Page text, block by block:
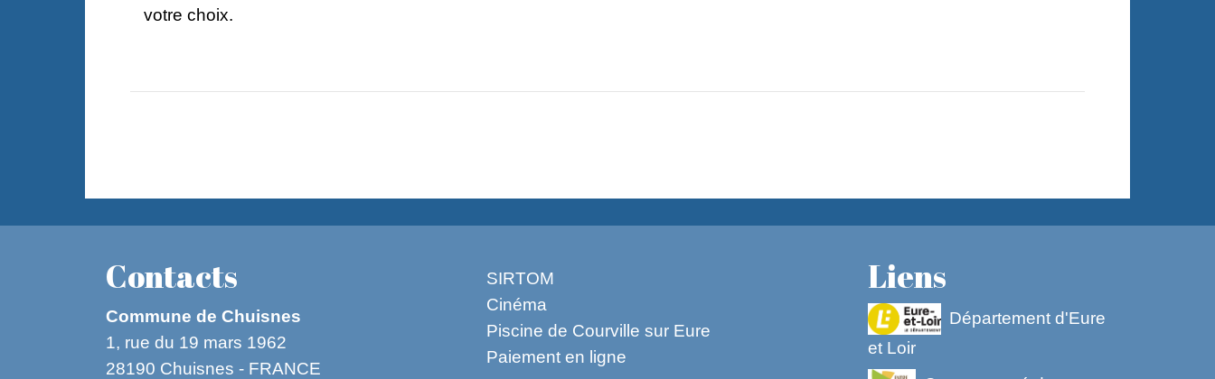
votre choix.
Contacts
Commune de Chuisnes
1, rue du 19 mars 1962
28190 Chuisnes - FRANCE
SIRTOM
Cinéma
Piscine de Courville sur Eure
Paiement en ligne
Liens
Département d'Eure
et Loir